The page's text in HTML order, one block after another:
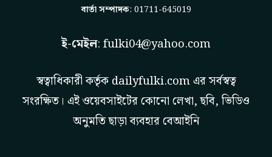
বার্তা সম্পাদক: 01711-645019
ই-মেইল: fulki04@yahoo.com
স্বত্বাধিকারী কর্তৃক dailyfulki.comএর সর্বস্বত্ব
সংরক্ষিত। এই ওয়েবসাইটের কোনো লেখা, ছবি, ভিডিও
অনুমতি ছাড়া ব্যবহার বেআইনি